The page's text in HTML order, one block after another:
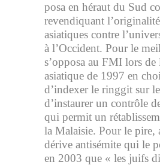
posa en héraut du Sud
revendiquant
asiatiques contre
à l’Occident. Pour le
s’opposa au FMI lors de
asiatique de 1997 en
d’indexer le ringgit sur
d’instaurer un contrôle
qui permit un
la Malaisie. Pour le pire,
dérive antisémite qui le
en 2003 que « les juifs